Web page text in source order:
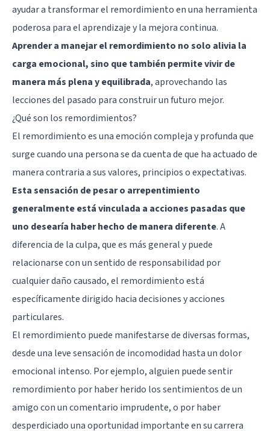
ayudar a transformar el remordimiento en una herramienta
poderosa para el aprendizaje y la mejora continua.
Aprender a manejar el remordimiento no solo alivia la
carga emocional, sino que también permite vivir de
manera más plena y equilibrada, aprovechando las
lecciones del pasado para construir un futuro mejor.
¿Qué son los remordimientos?
El remordimiento es una emoción compleja y profunda que
surge cuando una persona se da cuenta de que ha actuado de
manera contraria a sus valores, principios o expectativas.
Esta sensación de pesar o arrepentimiento
generalmente está vinculada a acciones pasadas que
uno desearía haber hecho de manera diferente. A
diferencia de la culpa, que es más general y puede
relacionarse con un sentido de responsabilidad por
cualquier daño causado, el remordimiento está
específicamente dirigido hacia decisiones y acciones
particulares.
El remordimiento puede manifestarse de diversas formas,
desde una leve sensación de incomodidad hasta un dolor
emocional intenso. Por ejemplo, alguien puede sentir
remordimiento por haber herido los sentimientos de un
amigo con un comentario imprudente, o por haber
desperdiciado una oportunidad importante en su carrera